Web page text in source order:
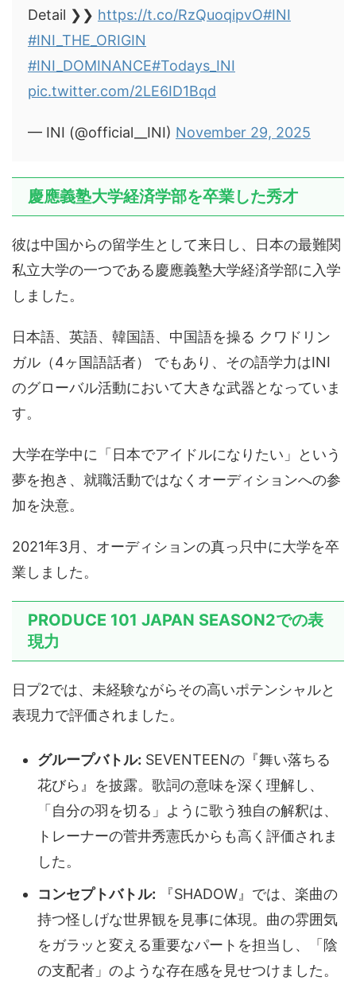
Detail ❯❯ https://t.co/RzQuoqipvO#INI
#INI_THE_ORIGIN
#INI_DOMINANCE#Todays_INI
pic.twitter.com/2LE6ID1Bqd
— INI (@official__INI) November 29, 2025
慶應義塾大学経済学部を卒業した秀才
彼は中国からの留学生として来日し、日本の最難関
私立大学の一つである慶應義塾大学経済学部に入学
しました。
日本語、英語、韓国語、中国語を操る クワドリン
ガル（4ヶ国語話者） でもあり、その語学力はINI
のグローバル活動において大きな武器となっていま
す。
大学在学中に「日本でアイドルになりたい」という
夢を抱き、就職活動ではなくオーディションへの参
加を決意。
2021年3月、オーディションの真っ只中に大学を卒
業しました。
PRODUCE 101 JAPAN SEASON2での表
現力
日プ2では、未経験ながらその高いポテンシャルと
表現力で評価されました。
グループバトル: SEVENTEENの『舞い落ちる
花びら』を披露。歌詞の意味を深く理解し、
「自分の羽を切る」ように歌う独自の解釈は、
トレーナーの菅井秀憲氏からも高く評価されま
した。
コンセプトバトル: 『SHADOW』では、楽曲の
持つ怪しげな世界観を見事に体現。曲の雰囲気
をガラッと変える重要なパートを担当し、「陰
の支配者」のような存在感を見せつけました。